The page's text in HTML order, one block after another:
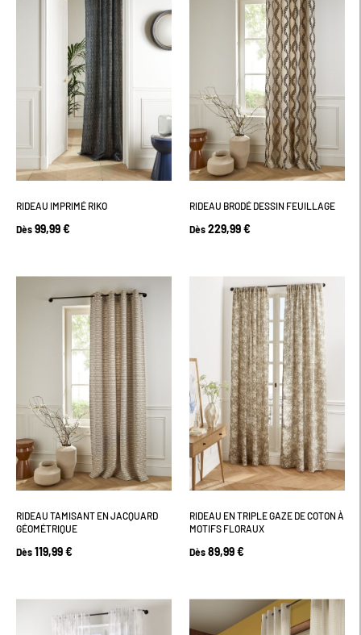
RIDEAU IMPRIMÉ RIKO
Dès 99,99 €
RIDEAU BRODÉ DESSIN FEUILLAGE
Dès 229,99 €
RIDEAU TAMISANT EN JACQUARD
GÉOMÉTRIQUE
Dès 119,99 €
RIDEAU EN TRIPLE GAZE DE COTON À
MOTIFS FLORAUX
Dès 89,99 €